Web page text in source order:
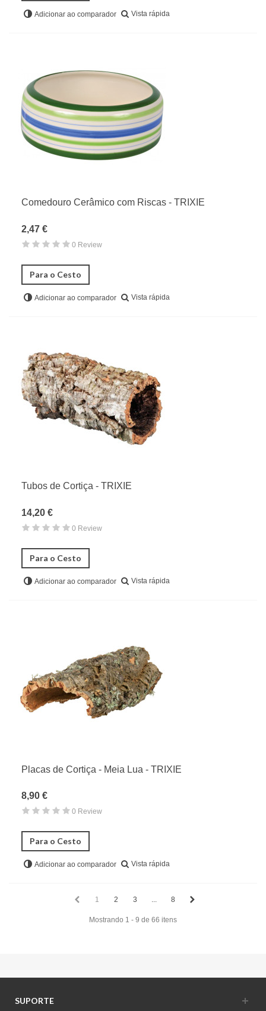
Adicionar ao comparador Vista rápida
Comedouro Cerâmico com Riscas - TRIXIE
2,47 €
0 Review
Para o Cesto
Adicionar ao comparador Vista rápida
Tubos de Cortiça - TRIXIE
14,20 €
0 Review
Para o Cesto
Adicionar ao comparador Vista rápida
Placas de Cortiça - Meia Lua - TRIXIE
8,90 €
0 Review
Para o Cesto
Adicionar ao comparador Vista rápida
1 2 3 ... 8
Mostrando 1 - 9 de 66 itens
SUPORTE